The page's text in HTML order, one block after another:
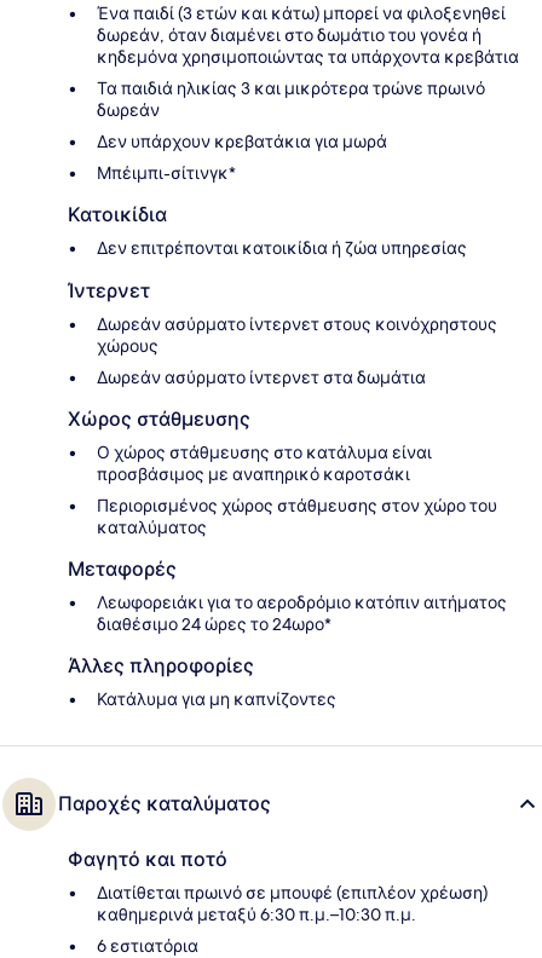
Ένα παιδί (3 ετών και κάτω) μπορεί να φιλοξενηθεί
δωρεάν, όταν διαμένει στο δωμάτιο του γονέα ή
κηδεμόνα χρησιμοποιώντας τα υπάρχοντα κρεβάτια
Τα παιδιά ηλικίας 3 και μικρότερα τρώνε πρωινό
δωρεάν
Δεν υπάρχουν κρεβατάκια για μωρά
Μπέιμπι-σίτινγκ*
Κατοικίδια
Δεν επιτρέπονται κατοικίδια ή ζώα υπηρεσίας
Ίντερνετ
Δωρεάν ασύρματο ίντερνετ στους κοινόχρηστους
χώρους
Δωρεάν ασύρματο ίντερνετ στα δωμάτια
Χώρος στάθμευσης
Ο χώρος στάθμευσης στο κατάλυμα είναι
προσβάσιμος με αναπηρικό καροτσάκι
Περιορισμένος χώρος στάθμευσης στον χώρο του
καταλύματος
Μεταφορές
Λεωφορειάκι για το αεροδρόμιο κατόπιν αιτήματος
διαθέσιμο 24 ώρες το 24ωρο*
Άλλες πληροφορίες
Κατάλυμα για μη καπνίζοντες
Παροχές καταλύματος
Φαγητό και ποτό
Διατίθεται πρωινό σε μπουφέ (επιπλέον χρέωση)
καθημερινά μεταξύ 6:30 π.μ.–10:30 π.μ.
6 εστιατόρια